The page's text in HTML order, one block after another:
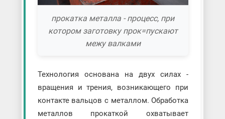
прокатка металла - процесс, при
котором заготовку прок=пускают
межу валками
Технология основана на двух силах -
вращения и трения, возникающего при
контакте вальцов с металлом. Обработка
металлов прокаткой охватывает